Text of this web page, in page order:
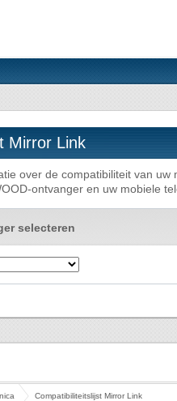
Mirror Link
over de compatibiliteit van
ontvanger en uw mobiele
selecteren
Compatibiliteitslijst Mirror Link